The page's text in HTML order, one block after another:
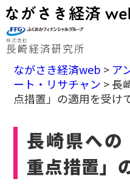
ながさき経済web > ア
ート・リサチャン >長
点措置」の適用を受け
長崎県へ
重点措置」